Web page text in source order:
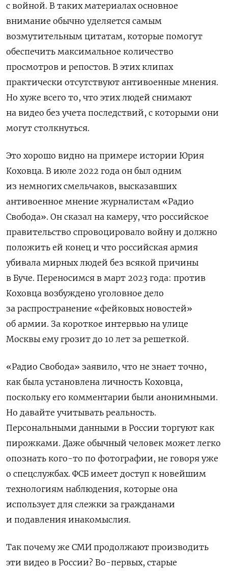
с войной. В таких материалах основное
внимание обычно уделяется самым
возмутительным цитатам, которые помогут
обеспечить максимальное количество
просмотров и репостов. В этих клипах
практически отсутствуют антивоенные мнения.
Но хуже всего то, что этих людей снимают
на видео без учета последствий, с которыми они
могут столкнуться.
Это хорошо видно на примере истории Юрия
Коховца. В июле 2022 года он был одним
из немногих смельчаков, высказавших
антивоенное мнение журналистам «Радио
Свобода». Он сказал на камеру, что российское
правительство спровоцировало войну и должно
положить ей конец и что российская армия
убивала мирных людей без всякой причины
в Буче. Переносимся в март 2023 года: против
Коховца возбуждено уголовное дело
за распространение «фейковых новостей»
об армии. За короткое интервью на улице
Москвы ему грозит до 10 лет за решеткой.
«Радио Свобода» заявило, что не знает точно,
как была установлена ​​личность Коховца,
поскольку его комментарии были анонимными.
Но давайте учитывать реальность.
Персональными данными в России торгуют как
пирожками. Даже обычный человек может легко
опознать кого-то по фотографии, не говоря уже
о спецслужбах. ФСБ имеет доступ к новейшим
технологиям наблюдения, которые она
использует для слежки за гражданами
и подавления инакомыслия.
Так почему же СМИ продолжают производить
эти видео в России? Во-первых, старые